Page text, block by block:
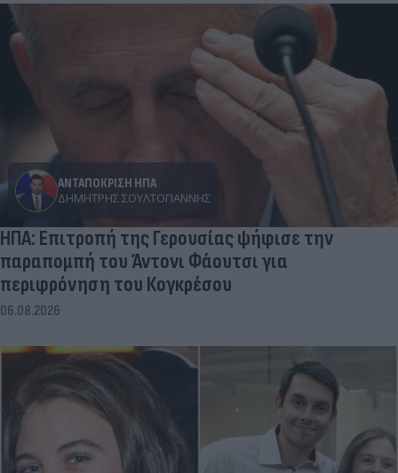
ΑΝΤΑΠΟΚΡΙΣΗ ΗΠΑ
ΔΗΜΉΤΡΗΣ ΣΟΥΛΤΟΓΙΆΝΝΗΣ
ΗΠΑ: Επιτροπή της Γερουσίας ψήφισε την
παραπομπή του Άντονι Φάουτσι για
περιφρόνηση του Κογκρέσου
06.08.2026